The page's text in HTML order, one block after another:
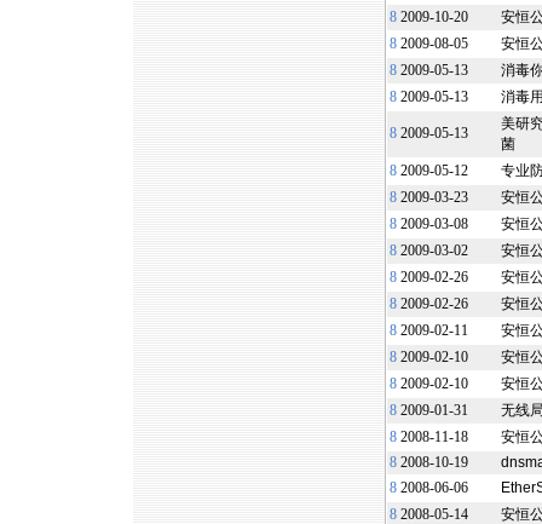
8 2009-10-20
安恒
8 2009-08-05
安恒
8 2009-05-13
消毒
8 2009-05-13 消毒
8 2009-05-13
美研
菌
8 2009-05-12
专业
8 2009-03-23
安恒
8 2009-03-08
安恒
8 2009-03-02
安恒
8 2009-02-26
安恒
8 2009-02-26
安恒
8 2009-02-11
安恒
8 2009-02-10
安恒
8 2009-02-10
安恒
8 2009-01-31
无线
8 2008-11-18
安恒
8 2008-10-19
8 2008-06-06
8 2008-05-14
安恒